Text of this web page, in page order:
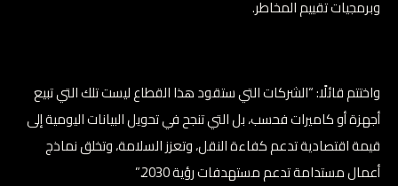
وبرمجيات تقييم المخاطر.
واختتم قائلًا: “الشركات التي ستقود هذا القطاع ليست تلك التي تبيع
أجهزة أو كاميرات فحسب، بل التي تنجح في تحويل البيانات اليومية إلى
قيمة اقتصادية تدعم كفاءة النقل، وتعزز السلامة، وتخلق نماذج
أعمال مستدامة تدعم مستهدفات رؤية 2030.”